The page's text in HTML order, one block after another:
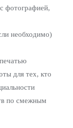
фотографией,
необходимо)
для тех, кто
по смежным